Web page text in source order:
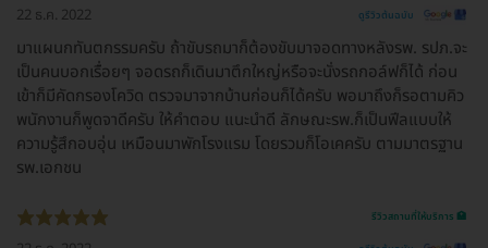
22 ธ.ค. 2022 ดูรีวิวต้นฉบับ
มาแผนกทันตกรรมครับ ถ้าขับรถมาก็ต้องขับมาจอดทางหลังรพ. รปภ.จะ
เป็นคนบอกเรื่อยๆ จอดรถก็เดินมาตึกใหญ่หรือจะนั่งรถกอล์ฟก็ได้ ก่อน
เข้าก็มีคัดกรองโควิด ตรวจมาจากบ้านก่อนก็ได้ครับ พอมาถึงก็รอตามคิว
พนักงานก็พูดจาดีครับ ให้คำตอบ แนะนำดี ลักษณะรพ.ก็เป็นฟีลแบบให้
ความรู้สึกอบอุ่น เหมือนมาพักโรงแรม โดยรวมก็โอเคครับ ตามมาตรฐาน
รพ.เอกชน
รีวิวสถานที่ให้บริการ 🏥